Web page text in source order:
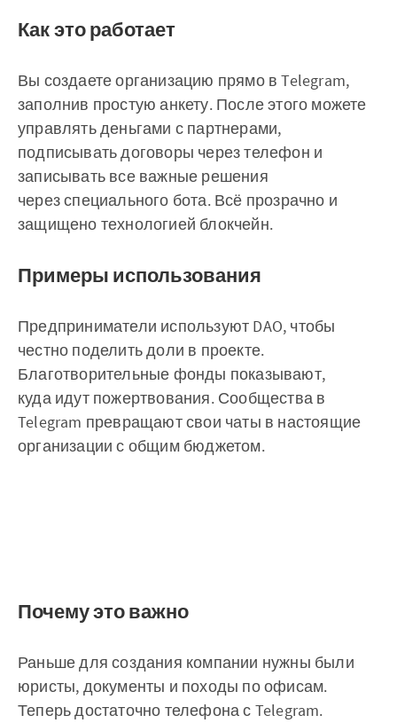
Как это работает
Вы создаете организацию прямо в Telegram,
заполнив простую анкету. После этого можете
управлять деньгами с партнерами,
подписывать договоры через телефон и
записывать все важные решения
через специального бота. Всё прозрачно и
защищено технологией блокчейн.
Примеры использования
Предприниматели используют DAO, чтобы
честно поделить доли в проекте.
Благотворительные фонды показывают,
куда идут пожертвования. Сообщества в
Telegram превращают свои чаты в настоящие
организации с общим бюджетом.
Почему это важно
Раньше для создания компании нужны были
юристы, документы и походы по офисам.
Теперь достаточно телефона с Telegram.